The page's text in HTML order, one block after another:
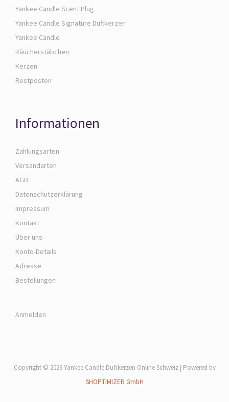
Yankee Candle Scent Plug
Yankee Candle Signature Duftkerzen
Yankee Candle
Räucherstäbchen
Kerzen
Restposten
Informationen
Zahlungsarten
Versandarten
AGB
Datenschutzerklärung
Impressum
Kontakt
Über uns
Konto-Details
Adresse
Bestellungen
Anmelden
Copyright © 2026 Yankee Candle Duftkerzen Online Schweiz | Powered by
SHOPTIMIZER GmbH